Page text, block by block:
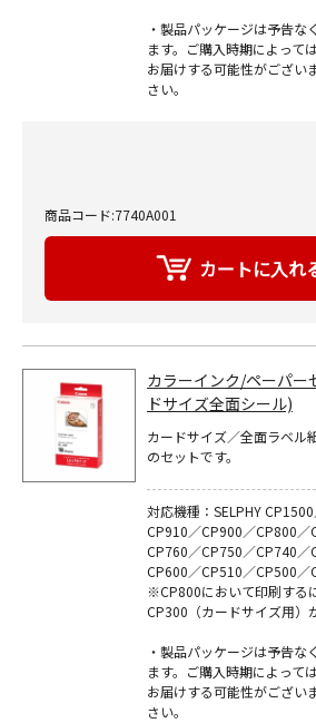
・製品パッケージは予告な
ます。ご購入時期によって
お届けする可能性がござい
さい。
商品コード:7740A001
カラーインク/ペーパー
ドサイズ全面シール)
カードサイズ／全面ラベル
のセットです。
対応機種：SELPHY
CP910／CP900／CP800
CP760／CP750／CP740
CP600／CP510／CP500／
※CP800において印刷する
CP300（カードサイズ用）
・製品パッケージは予告な
ます。ご購入時期によって
お届けする可能性がござい
さい。